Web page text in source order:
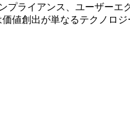
プライアンス、ユーザーエ
値創出が単なるテクノロ